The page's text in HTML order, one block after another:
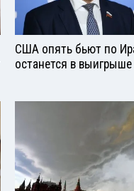
США опять бьют по
останется в выигрыше